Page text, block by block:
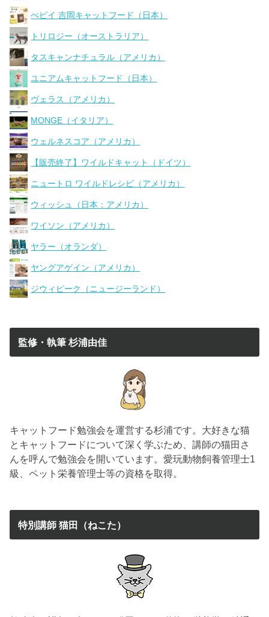
ぺピイ 吉岡キャットフード（日本）
トリロジー（オーストラリア）
タスキャンナチュラル（アメリカ）
ユニアムキャットフード（日本）
ヴェラス（アメリカ）
MONGE（イタリア）
ウェルネスコア（アメリカ）
【販売終了】ワイルドキャット（ドイツ）
ニュートロ ワイルドレシピ（アメリカ）
ウィッシュ（日本：アメリカ）
ワイソン（アメリカ）
ヤラー（オランダ）
ヤングアゲイン（アメリカ）
ジウィピーク（ニュージーランド）
監修・執筆 杉浦由佳
キャットフード勉強会を運営する杉浦です。大好きな猫
とキャットフードについて深く学ぶため、講師の猫田さ
んを呼んで勉強会を開いています。愛玩動物飼養管理士1
級、ペット栄養管理士等の資格を取得。
特別講師 猫田（ねこた）